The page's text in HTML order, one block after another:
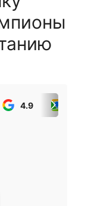
4.9